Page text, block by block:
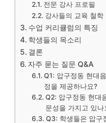
전문 강사 프로필
강사들의 교육 철학
수업 커리큘럼의 특징
학생들의 목소리
결론
자주 묻는 질문 Q&A
Q1: 압구정동 현대
정을 제공하나요?
Q2: 압구정동 현대
문성을 가지고 있나
Q3: 학생들은 압구